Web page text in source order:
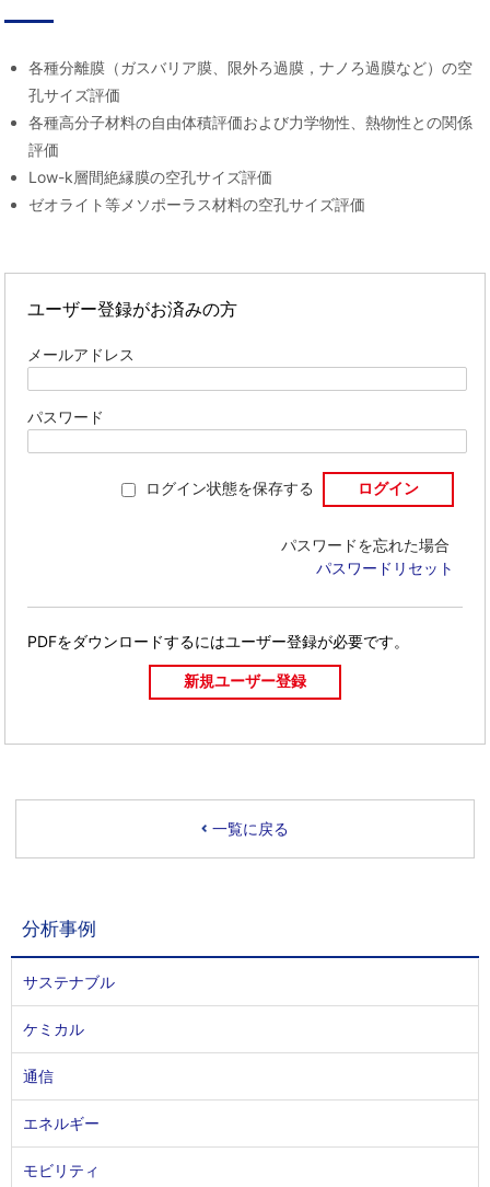
各種分離膜（ガスバリア膜、限外ろ過膜，ナノろ過膜など）の空
孔サイズ評価
各種高分子材料の自由体積評価および力学物性、熱物性との関係
評価
Low-k層間絶縁膜の空孔サイズ評価
ゼオライト等メソポーラス材料の空孔サイズ評価
ユーザー登録がお済みの方
メールアドレス
パスワード
ログイン状態を保存する
パスワードを忘れた場合
パスワードリセット
PDFをダウンロードするにはユーザー登録が必要です。
一覧に戻る
分析事例
サステナブル
ケミカル
通信
エネルギー
モビリティ